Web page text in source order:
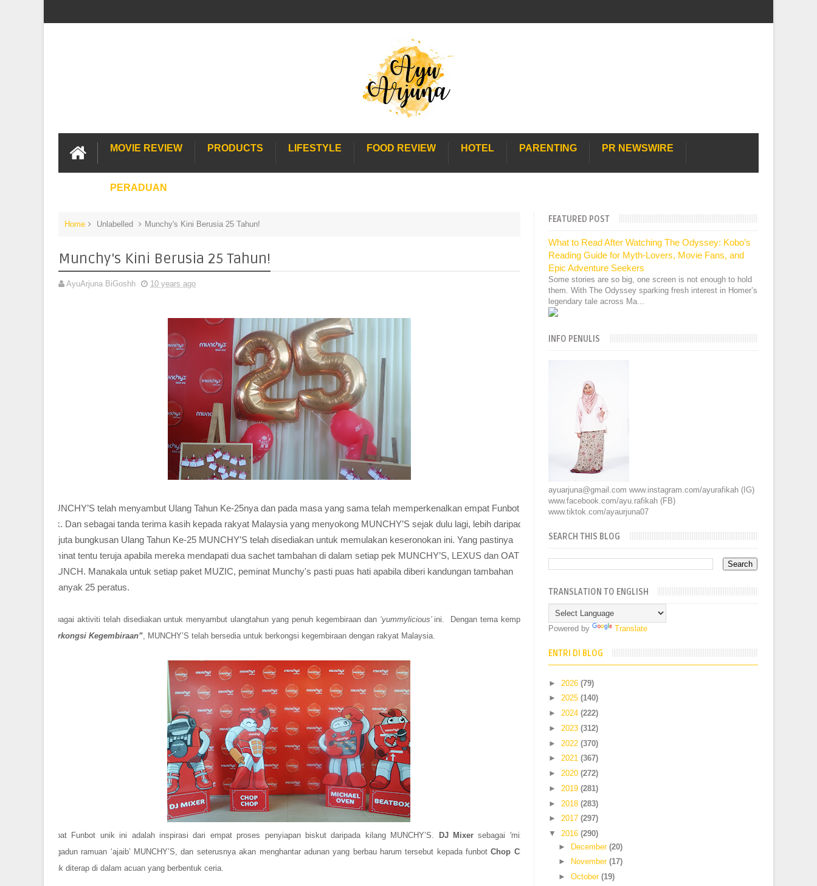
MOVIE REVIEW PRODUCTS LIFESTYLE FOOD REVIEW HOTEL PARENTING PR NEWSWIRE
PERADUAN
Home Unlabelled Munchy's Kini Berusia 25 Tahun!
Munchy's Kini Berusia 25 Tahun!
AyuArjuna BiGoshh 10 years ago
MUNCHY’S telah menyambut Ulang Tahun Ke-25nya dan pada masa yang sama telah memperkenalkan empat Funbot
unik. Dan sebagai tanda terima kasih kepada rakyat Malaysia yang menyokong MUNCHY’S sejak dulu lagi, lebih daripada
2.5 juta bungkusan Ulang Tahun Ke-25 MUNCHY’S telah disediakan untuk memulakan keseronokan ini. Yang pastinya
peminat tentu teruja apabila mereka mendapati dua sachet tambahan di dalam setiap pek MUNCHY’S, LEXUS dan OAT
KRUNCH. Manakala untuk setiap paket MUZIC, peminat Munchy's pasti puas hati apabila diberi kandungan tambahan
sebanyak 25 peratus.
Pelbagai aktiviti telah disediakan untuk menyambut ulangtahun yang penuh kegembiraan dan ‘yummylicious’ ini. Dengan tema kempen -
“Berkongsi Kegembiraan”, MUNCHY’S telah bersedia untuk berkongsi kegembiraan dengan rakyat Malaysia.
Empat Funbot unik ini adalah inspirasi dari empat proses penyiapan biskut daripada kilang MUNCHY’S. DJ Mixersebagai 'mixer',
pengadun ramuan ‘ajaib’ MUNCHY’S, dan seterusnya akan menghantar adunan yang berbau harum tersebut kepada funbotChop Chop
untuk diterap di dalam acuan yang berbentuk ceria.
FEATURED POST
What to Read After Watching The Odyssey: Kobo’s
Reading Guide for Myth-Lovers, Movie Fans, and
Epic Adventure Seekers
Some stories are so big, one screen is not enough to hold
them. With The Odyssey sparking fresh interest in Homer’s
legendary tale across Ma...
INFO PENULIS
ayuarjuna@gmail.com www.instagram.com/ayurafikah (IG)
www.facebook.com/ayu.rafikah (FB)
www.tiktok.com/ayaurjuna07
SEARCH THIS BLOG
TRANSLATION TO ENGLISH
Powered by Translate
ENTRI DI BLOG
► 2026(79)
►2025(140)
►2024(222)
► 2023(312)
► 2022(370)
►2021(367)
►2020(272)
► 2019(281)
► 2018(283)
►2017(297)
▼2016(290)
► December (20)
►
November (17)
► October (19)